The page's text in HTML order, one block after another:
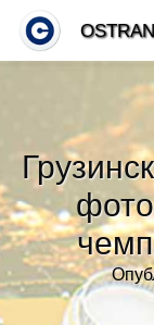
Тренды
Рубрики»
Правила